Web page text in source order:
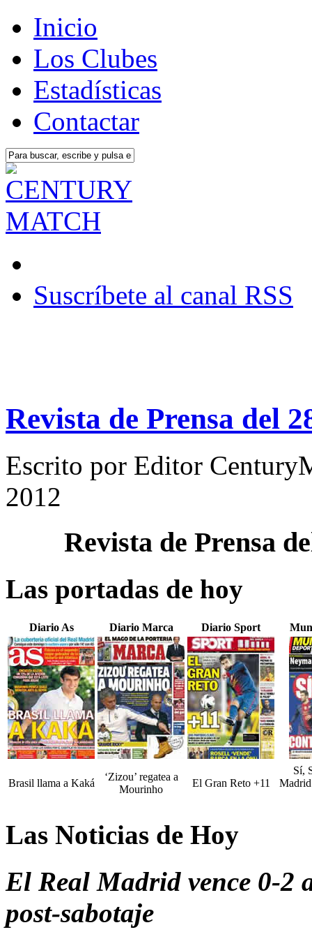
Inicio
Los Clubes
Estadísticas
Contactar
Suscríbete al canal RSS
Revista de Prensa del
Escrito por Editor
2012
Revista de Prensa
Las portadas de hoy
Diario As Diario Marca Diario Sport
Brasil llama a Kaká
‘Zizou’ regatea a
Mourinho
El Gran Reto +11
Sí,
Las Noticias de Hoy
El Real Madrid vence 0-2
post-sabotaje